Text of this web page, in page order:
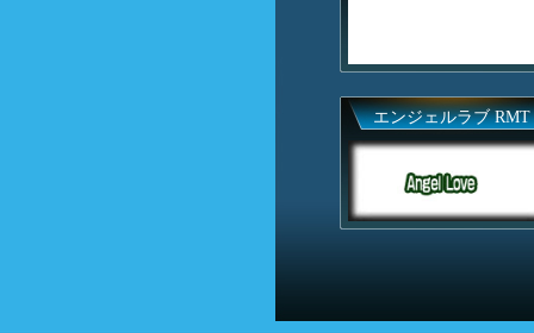
エンジェルラブ RMT